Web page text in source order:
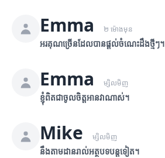
Emma ២ ម៉ោងមុន
អរគុណច្រើនដែលបានផ្តល់ចំណេះដឹងថ្មីៗ។
Emma ម្សិលមិញ
ខ្ញុំពិតជាចូលចិត្តអានវាណាស់។
Mike ម្សិលមិញ
នឹងតាមដានរាល់អត្ថបទបន្តទៀត។